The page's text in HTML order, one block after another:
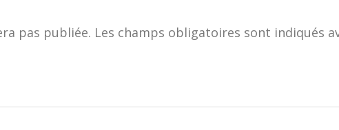
pas publiée. Les champs obligatoires sont indiqués